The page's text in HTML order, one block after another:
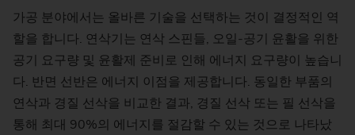
가공 분야에서는 올바른 기술을 선택하는 것이 결정적인 역
할을 합니다. 연삭기는 연삭 스핀들, 오일-공기 윤활을 위한
공기 요구량 및 윤활제 준비로 인해 에너지 요구량이 높습니
다. 반면 선반은 에너지 이점을 제공합니다. 동일한 부품의
연삭과 경질 선삭을 비교한 결과, 경질 선삭 또는 필 선삭을
통해 최대 90%의 에너지를 절감할 수 있는 것으로 나타났